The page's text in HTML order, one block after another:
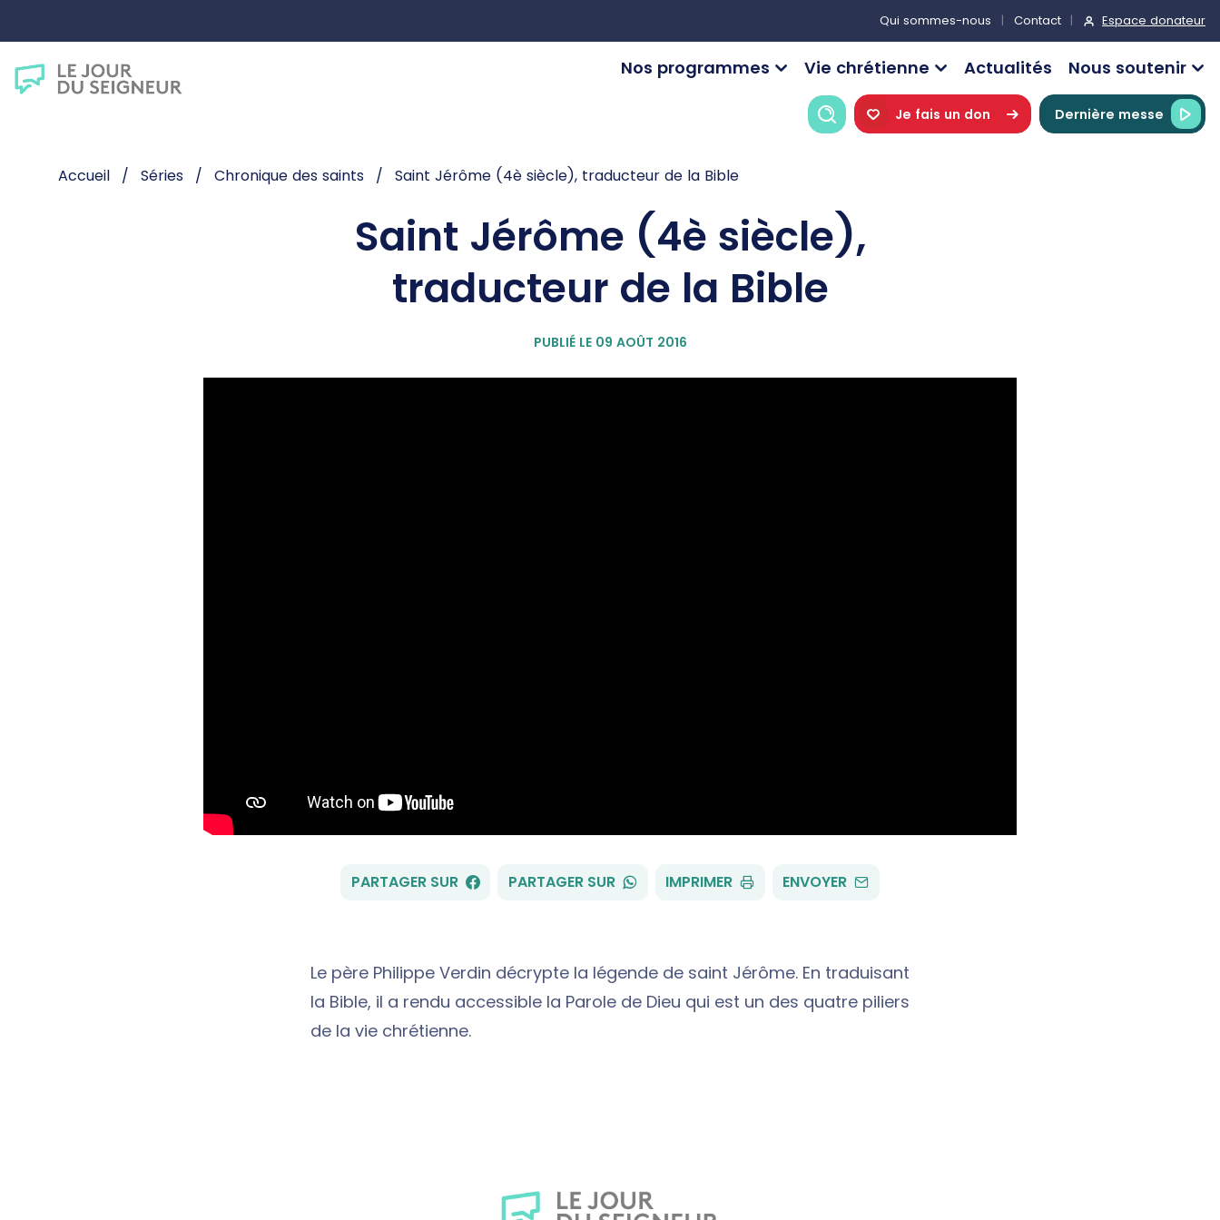
Qui sommes-nous Contact Espace donateur
Nos programmes Vie chrétienne Actualités Nous soutenir
RechercheJe fais un don Dernière messe
Accueil Séries Chronique des saints Saint Jérôme (4è siècle), traducteur de la Bible
Saint Jérôme (4è siècle),
traducteur de la Bible
PUBLIÉ LE 09 AOÛT 2016
PARTAGER SUR FACEBOOK
PARTAGER SUR WHATSAPP
IMPRIMER ENVOYER PAR
Le père Philippe Verdin décrypte la légende de saint Jérôme. En traduisant
la Bible, il a rendu accessible la Parole de Dieu qui est un des quatre piliers
de la vie chrétienne.